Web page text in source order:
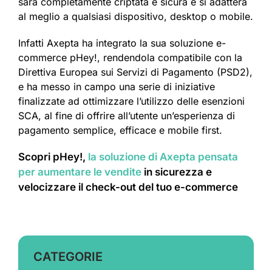
al meglio a qualsiasi dispositivo, desktop o mobile.
Infatti Axepta ha integrato la sua soluzione e-
commerce pHey!, rendendola compatibile con la
Direttiva Europea sui Servizi di Pagamento (PSD2),
e ha messo in campo una serie di iniziative
finalizzate ad ottimizzare l’utilizzo delle esenzioni
SCA, al fine di offrire all’utente un’esperienza di
pagamento semplice, efficace e mobile first.
Scopri pHey!, la soluzione di Axepta pensata
per aumentare le vendite in sicurezza e
velocizzare il check-out del tuo e-commerce
CATEGORIE